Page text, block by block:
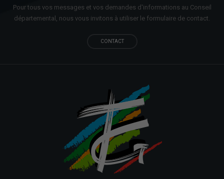
Pour tous vos messages et vos demandes d'informations au Conseil
départemental, nous vous invitons à utiliser le formulaire de contact.
CONTACT